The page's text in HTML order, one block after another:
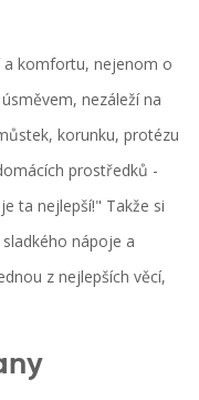
a komfortu, nejenom o
nezáleží na
korunku, protézu
prostředků -
ta nejlepší!" Takže si
nápoje a
z nejlepších věcí,